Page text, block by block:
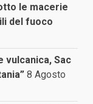
le macerie
del fuoco
vulcanica, Sac
8 Agosto